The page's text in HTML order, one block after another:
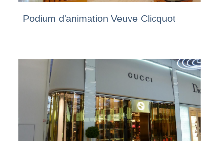
Podium d'animation Veuve Clicquot